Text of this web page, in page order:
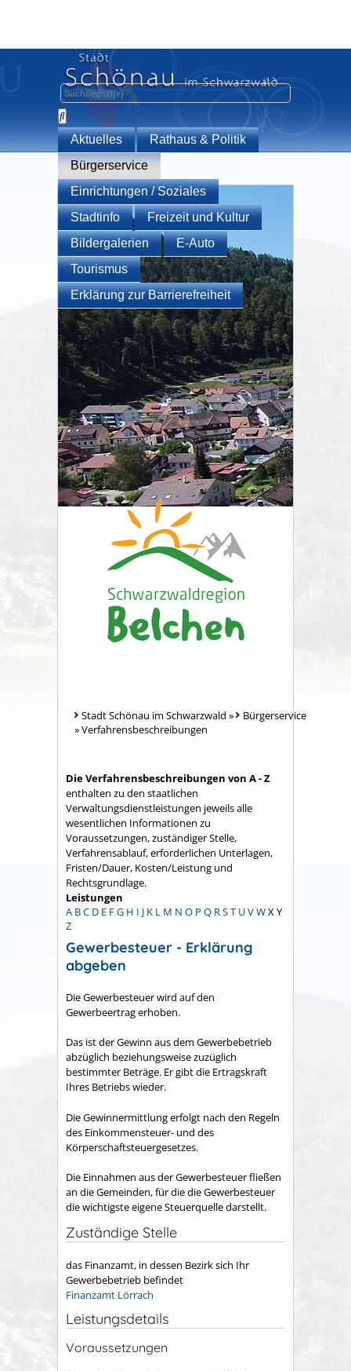
Aktuelles
Rathaus & Politik
Bürgerservice
Einrichtungen / Soziales
Stadtinfo
Freizeit und Kultur
Bildergalerien
E-Auto
Tourismus
Erklärung zur Barrierefreiheit
Stadt Schönau im Schwarzwald »
Bürgerservice
»Verfahrensbeschreibungen
Die Verfahrensbeschreibungen von A - Z
enthalten zu den staatlichen
Verwaltungsdienstleistungen jeweils alle
wesentlichen Informationen zu
Voraussetzungen, zuständiger Stelle,
Verfahrensablauf, erforderlichen Unterlagen,
Fristen/Dauer, Kosten/Leistung und
Rechtsgrundlage.
Leistungen
A BC D E FG H I J K L M N O P Q RST UVWX Y
Z
Gewerbesteuer - Erklärung
abgeben
Die Gewerbesteuer wird auf den
Gewerbeertrag erhoben.
Das ist der Gewinn aus dem Gewerbebetrieb
abzüglich beziehungsweise zuzüglich
bestimmter Beträge. Er gibt die Ertragskraft
Ihres Betriebs wieder.
Die Gewinnermittlung erfolgt nach den Regeln
des Einkommensteuer- und des
Körperschaftsteuergesetzes.
Die Einnahmen aus der Gewerbesteuer fließen
an die Gemeinden, für die die Gewerbesteuer
die wichtigste eigene Steuerquelle darstellt.
Zuständige Stelle
das Finanzamt, in dessen Bezirk sich Ihr
Gewerbebetrieb befindet
Finanzamt Lörrach
Leistungsdetails
Voraussetzungen